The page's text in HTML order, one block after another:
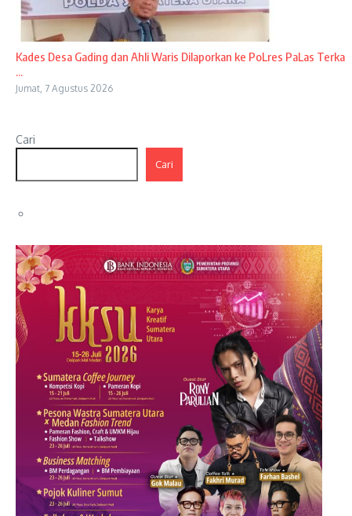
Kades Desa Gading dan Ahli Waris Dilaporkan ke PoLres PaLas Terka
...
Jumat, 7 Agustus 2026
Cari
Cari